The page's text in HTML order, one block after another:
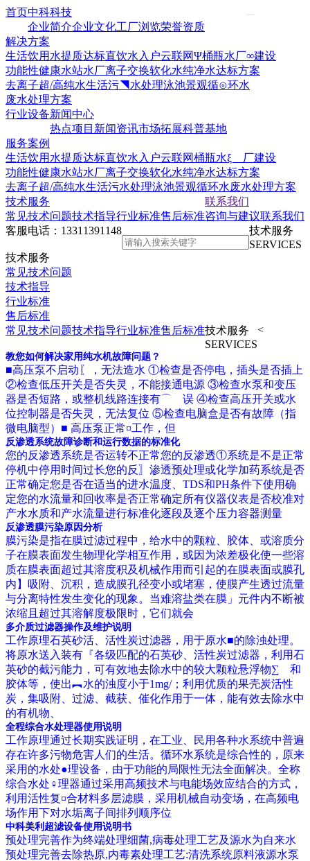
首页中科科技
企业简介企业文化工厂浏览荣誉资质
解决方案
生活饮用水提质达标直饮水入户云联网Ψ桶瓶水厂∞建设
功能性健康水站水厂离子交换软化水纯净水达标方案
去离子超/高纯水生活污◥水处理泳池景观循⊙环水
废水处理方案
行业设备新闻中心
热点项目 新闻资讯市场拓展科普基地
服务案例
生活饮用水提质达标直饮水入户云联网桶瓶水ξ 厂建设
功能性健康水站水厂离子交换软化水纯净水达标方案
去离子超/高纯水生活污水处理泳池景观循环水废水处理方案
技术服务
常见技术问题技术指导行业标准售后标准
联系我们
咨询与建议联系我们
客服电话： 13311391148
技术服务
SERVICES
技术服务
常见技术问题
技术指导
行业标准
售后标准
常见技术问题技术指导行业标准售后标准技术服务
SERVICES
教您如何解决家用纯水机故障问题？
■高压泵不启动〖，无法造水 ①检查是否停电，插头是否插上
②检查低压开关是否失灵，不能接通电源 ③检查水泵和变压
器是否短路，或整机线路连接有⌒ 误 ④检查高压开关或水
位控制器是否失灵，无法复位 ⑤检查电脑盒是否有故障（指
微电脑型）■ 高压泵正常¤工作，但
反渗透系统故障诊断和运行数据的标准化
您的反渗透系统是否运转不正常您的反渗透①系统是不是正常
停机中停用时间过长您的反〗渗透预处理或化学加药系统是否
正常确定您是否在适当的进水温度、TDS和PH条件下使用确
定您的水流量和回收率是否正常确定所有仪器仪表是否校准对
产水水质和产水流量进行标准化逐段及逐个压力容器测量
反渗透膜污染原因分析
膜污染是指在膜过滤过程中，给水中的颗粒、胶体、或溶质分
子在膜表面发生物理化学相互作用，或因为浓差极化使一些溶
质在膜表面超过其溶度积及机械作用而引起的在膜表面或膜孔
内】吸附、沉积，造成膜孔径变小或堵塞，使膜产生透过流量
与分离特性发生变化的现象。当难溶盐类在膜」元件内不断被
浓缩且超过其溶解度极限时，它们就会
多介质过滤器操作及维护说明
工作原理石英砂活、活性炭过滤器，用于原水■的除浊处理。
将原水送入装有『各级匹配的石英砂、活性炭过滤器，利用石
英砂的截污能力，可有效地去除水中的较大颗粒悬浮物∑ 和
胶体等，使出︻水的浊度小于1mg/；利用优质的果壳炭活性
炭，集吸附、过滤、截获、催化作用于一体，能有效去除水中
的有机物、
全程综合水处理器使用说明
工作原理通过长期实践证明，在工业、民用各种水系统中普遍
存在许多污物危害人们的生活。循环水系统是综合性的，原来
采用的水处●理设备，由于功能的局限性无法全面解决。全称
综合水处♀理器通过采用高频技术与电能场效应结合的方式，
利用活性复¤合材料多层滤膜，采用机械自动变场，在高频电
场作用下对水垢离子间排列顺序位
中科美利超滤设备使用说明书
预处理完善作为终端处理细菌,病毒处理工艺及源水为自来水
预处理完善去除热原,内毒素处理工艺:清洗系统原料液源水泵
<